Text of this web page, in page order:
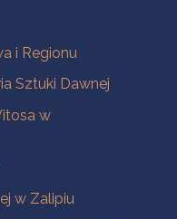
i Regionu
Sztuki Dawnej
w
w Zalipiu